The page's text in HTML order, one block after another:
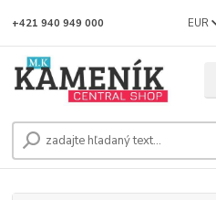
EUR
+421 940 949 000